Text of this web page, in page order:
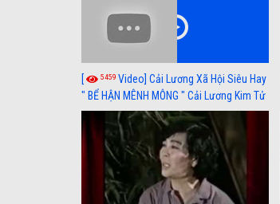
[ 5459 Video] Cải Lương Xã Hội Siêu Hay
" BỂ HẬN MÊNH MÔNG " Cải Lương Kim Tử
Long, Thanh Ngân Hay Nhất